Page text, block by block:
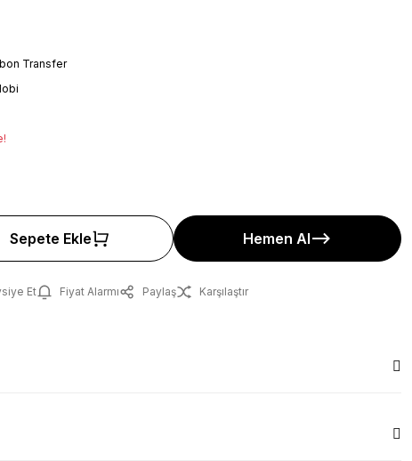
Transfer
Sepete Ekle Hemen Al
Et Fiyat Alarmı Paylaş Karşılaştır